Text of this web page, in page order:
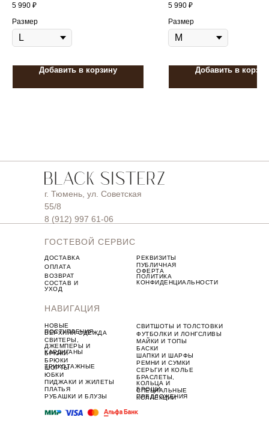
5 990 ₽
Размер
Добавить в корзину
5 990 ₽
Размер
Добавить в
ГОСТЕВОЙ СЕРВИС
г. Тюмень, ул. Советская
55/8
8 (912) 997 61-06
НАВИГАЦИЯ
ДОСТАВКА
ВОЗВРАТ
СОСТАВ И
УХОД
РЕКВИЗИТЫ
ПОЛИТИКА
КОНФИДЕНЦИАЛЬНОСТИ
ОПЛАТА
ПУБЛИЧНАЯ
ОФЕРТА
ПЛАТЬЯ
ПИДЖАКИ И ЖИЛЕТЫ
НОВЫЕ
ПОСТУПЛЕНИЯ
СВИТЕРЫ,
ДЖЕМПЕРЫ И
КАРДИГАНЫ
ШОРТЫ
БРЮКИ
ТРИКОТАЖНЫЕ
БРЮКИ
ЮБКИ
ВЕРХНЯЯ ОДЕЖДА
РУБАШКИ И БЛУЗЫ
СПЕЦИАЛЬНЫЕ
ПРЕДЛОЖЕНИЯ
КОЛЛЕКЦИИ
БАСКИ
РЕМНИ И СУМКИ
ФУТБОЛКИ И ЛОНГСЛИВЫ
СВИТШОТЫ И ТОЛСТОВКИ
МАЙКИ И ТОПЫ
БРАСЛЕТЫ,
КОЛЬЦА И
БРОШИ
СЕРЬГИ И КОЛЬЕ
ШАПКИ И ШАРФЫ